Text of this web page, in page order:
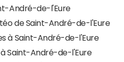
André-de-l'Eure
de Saint-André-de-l'Eure
à Saint-André-de-l'Eure
Saint-André-de-l'Eure